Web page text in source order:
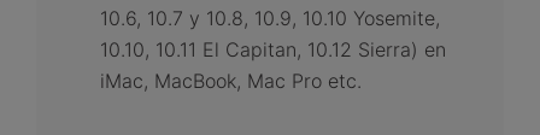
10.6, 10.7 y 10.8, 10.9, 10.10 Yosemite,
10.10, 10.11 El Capitan, 10.12 Sierra) en
iMac, MacBook, Mac Pro etc.